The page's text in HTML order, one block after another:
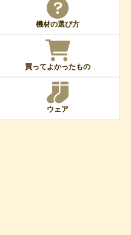
機材の選び方
買ってよかったもの
ウェア